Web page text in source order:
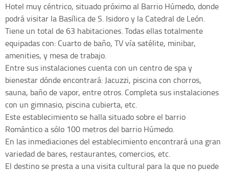
Hotel muy céntrico, situado próximo al Barrio Húmedo, donde
podrá visitar la Basílica de S. Isidoro y la Catedral de León.
Tiene un total de 63 habitaciones. Todas ellas totalmente
equipadas con: Cuarto de baño, TV vía satélite, minibar,
amenities, y mesa de trabajo.
Entre sus instalaciones cuenta con un centro de spa y
bienestar dónde encontrará: Jacuzzi, piscina con chorros,
sauna, baño de vapor, entre otros. Completa sus instalaciones
con un gimnasio, piscina cubierta, etc.
Este establecimiento se halla situado sobre el barrio
Romántico a sólo 100 metros del barrio Húmedo.
En las inmediaciones del establecimiento encontrará una gran
variedad de bares, restaurantes, comercios, etc.
El destino se presta a una visita cultural para la que no puede